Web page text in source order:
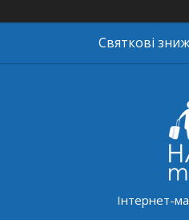
Святкові
Інтернет-